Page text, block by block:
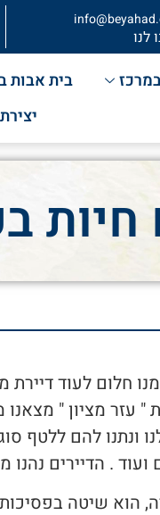
לנו
בית אבות
עזר מציון "
ונתנו להם ללטף
. הדיירים
הוא שיטה